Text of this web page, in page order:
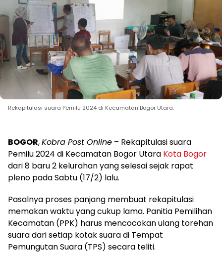
Rekapitulasi suara Pemilu 2024 di Kecamatan Bogor Utara.
BOGOR,Kobra Post Online – Rekapitulasi suara
Pemilu 2024 di Kecamatan Bogor Utara Kota Bogor
dari 8 baru 2 kelurahan yang selesai sejak rapat
pleno pada Sabtu (17/2) lalu.
Pasalnya proses panjang membuat rekapitulasi
memakan waktu yang cukup lama. Panitia Pemilihan
Kecamatan (PPK) harus mencocokan ulang torehan
suara dari setiap kotak suara di Tempat
Pemungutan Suara (TPS) secara teliti.